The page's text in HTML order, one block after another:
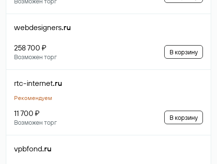
webdesigners.ru
258 700 ₽
Возможен торг
В корзину
rtc-internet.ru
Рекомендуем
11 700 ₽
Возможен торг
В корзину
vpbfond.ru